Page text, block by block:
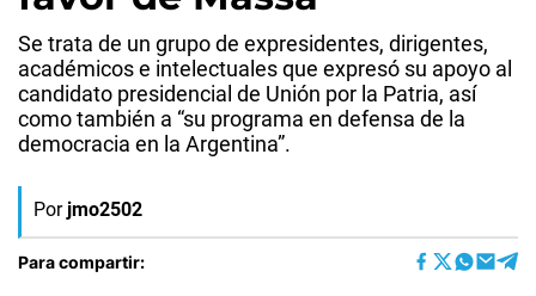
Se trata de un grupo de expresidentes, dirigentes,
académicos e intelectuales que expresó su apoyo al
candidato presidencial de Unión por la Patria, así
como también a “su programa en defensa de la
democracia en la Argentina”.
Por jmo2502
Para compartir: